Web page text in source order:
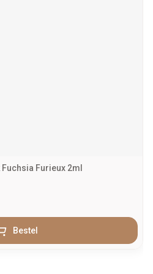
Furieux 2ml
Bestel